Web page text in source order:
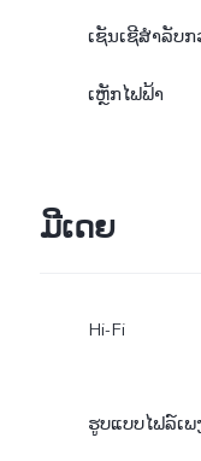
ເຊັນເຊີສຳລັບ
ເຫຼັກໄຟຟ້າ
ມີເດຍ
Hi-Fi
ຮູບແບບໄຟລ໌ເພ